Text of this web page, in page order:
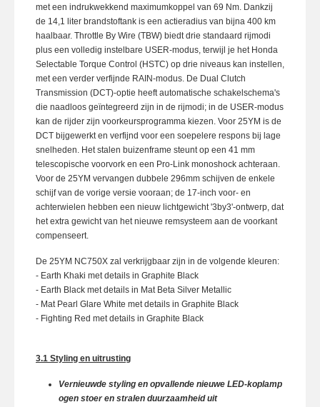
met een indrukwekkend maximumkoppel van 69 Nm. Dankzij
de 14,1 liter brandstoftank is een actieradius van bijna 400 km
haalbaar. Throttle By Wire (TBW) biedt drie standaard rijmodi
plus een volledig instelbare USER-modus, terwijl je het Honda
Selectable Torque Control (HSTC) op drie niveaus kan instellen,
met een verder verfijnde RAIN-modus. De Dual Clutch
Transmission (DCT)-optie heeft automatische schakelschema's
die naadloos geïntegreerd zijn in de rijmodi; in de USER-modus
kan de rijder zijn voorkeursprogramma kiezen. Voor 25YM is de
DCT bijgewerkt en verfijnd voor een soepelere respons bij lage
snelheden. Het stalen buizenframe steunt op een 41 mm
telescopische voorvork en een Pro-Link monoshock achteraan.
Voor de 25YM vervangen dubbele 296mm schijven de enkele
schijf van de vorige versie vooraan; de 17-inch voor- en
achterwielen hebben een nieuw lichtgewicht '3by3'-ontwerp, dat
het extra gewicht van het nieuwe remsysteem aan de voorkant
compenseert.
De 25YM NC750X zal verkrijgbaar zijn in de volgende kleuren:
- Earth Khaki met details in Graphite Black
- Earth Black met details in Mat Beta Silver Metallic
- Mat Pearl Glare White met details in Graphite Black
- Fighting Red met details in Graphite Black
3.1 Styling en uitrusting
Vernieuwde styling en opvallende nieuwe LED-koplamp
ogen stoer en stralen duurzaamheid uit